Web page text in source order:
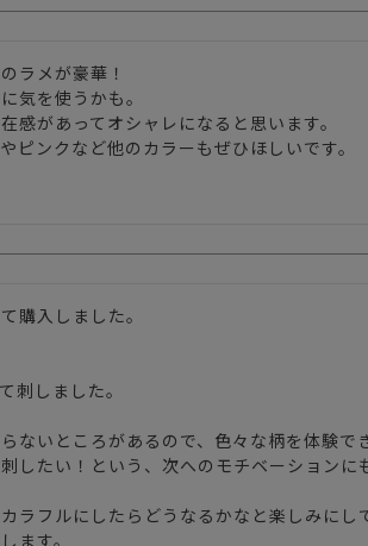
ラメが豪華！
気を使うかも。
感があってオシャレになると思います。
ピンクなど他のカラーもぜひほしいです。
購入しました。
刺しました。
ないところがあるので、色々な柄を体験で
したい！という、次へのモチベーションに
ラフルにしたらどうなるかなと楽しみにし
ます。